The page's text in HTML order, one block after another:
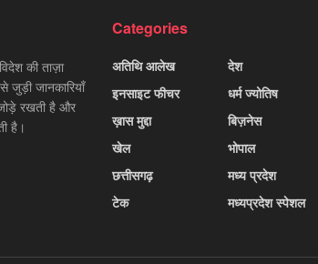
की ताज़ा
जानकारियाँ
रखती है और
है।
Categories
अतिथि आलेख
इनसाइट फीचर
ख़ास मुद्दा
खेल
छत्तीसगढ़
टेक
देश
धर्म ज्योतिष
बिज़नेस
भोपाल
मध्य प्रदेश
मध्यप्रदेश स्पेशल